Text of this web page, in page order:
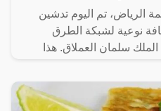
الرياض، تم اليوم تدشين
نوعية لشبكة الطرق
سلمان العملاق. هذا